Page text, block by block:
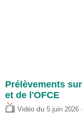
Prélèvements
et de l'OFCE
Vidéo du 5 juin 2026